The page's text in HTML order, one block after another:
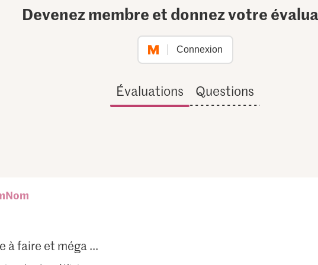
Devenez membre et donnez votre
Connexion
Évaluations Questions
à faire et méga ...